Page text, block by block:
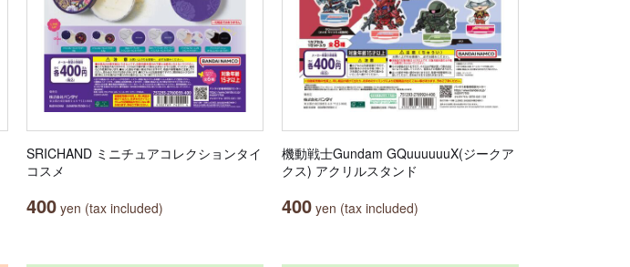
SRICHAND ミニチュアコレクションタイ
コスメ
400 yen (tax included)
機動戦士Gundam GQuuuuuuX(ジークア
クス) アクリルスタンド
400 yen (tax included)